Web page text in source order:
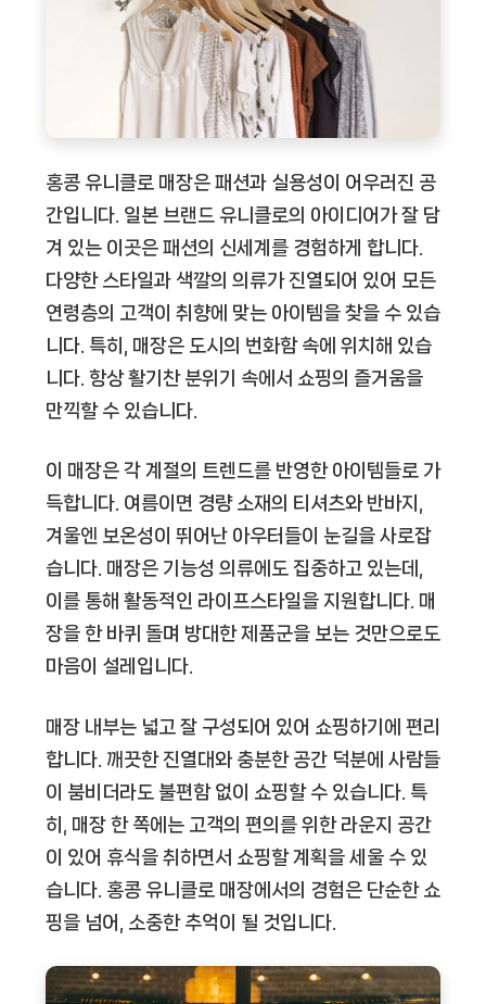
홍콩 유니클로 매장은 패션과 실용성이 어우러진 공
간입니다. 일본 브랜드 유니클로의 아이디어가 잘 담
겨 있는 이곳은 패션의 신세계를 경험하게 합니다.
다양한 스타일과 색깔의 의류가 진열되어 있어 모든
연령층의 고객이 취향에 맞는 아이템을 찾을 수 있습
니다. 특히, 매장은 도시의 번화함 속에 위치해 있습
니다. 항상 활기찬 분위기 속에서 쇼핑의 즐거움을
만끽할 수 있습니다.
이 매장은 각 계절의 트렌드를 반영한 아이템들로 가
득합니다. 여름이면 경량 소재의 티셔츠와 반바지,
겨울엔 보온성이 뛰어난 아우터들이 눈길을 사로잡
습니다. 매장은 기능성 의류에도 집중하고 있는데,
이를 통해 활동적인 라이프스타일을 지원합니다. 매
장을 한 바퀴 돌며 방대한 제품군을 보는 것만으로도
마음이 설레입니다.
매장 내부는 넓고 잘 구성되어 있어 쇼핑하기에 편리
합니다. 깨끗한 진열대와 충분한 공간 덕분에 사람들
이 붐비더라도 불편함 없이 쇼핑할 수 있습니다. 특
히, 매장 한 쪽에는 고객의 편의를 위한 라운지 공간
이 있어 휴식을 취하면서 쇼핑할 계획을 세울 수 있
습니다. 홍콩 유니클로 매장에서의 경험은 단순한 쇼
핑을 넘어, 소중한 추억이 될 것입니다.